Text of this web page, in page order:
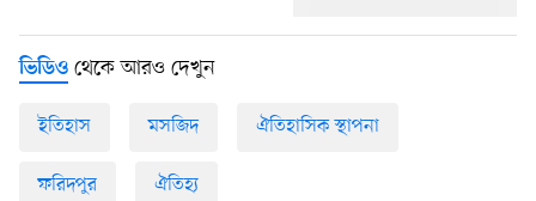
ভিডিও থেকে আরও দেখুন
ইতিহাস মসজিদ ঐতিহাসিক স্থাপনা
ফরিদপুর ঐতিহ্য